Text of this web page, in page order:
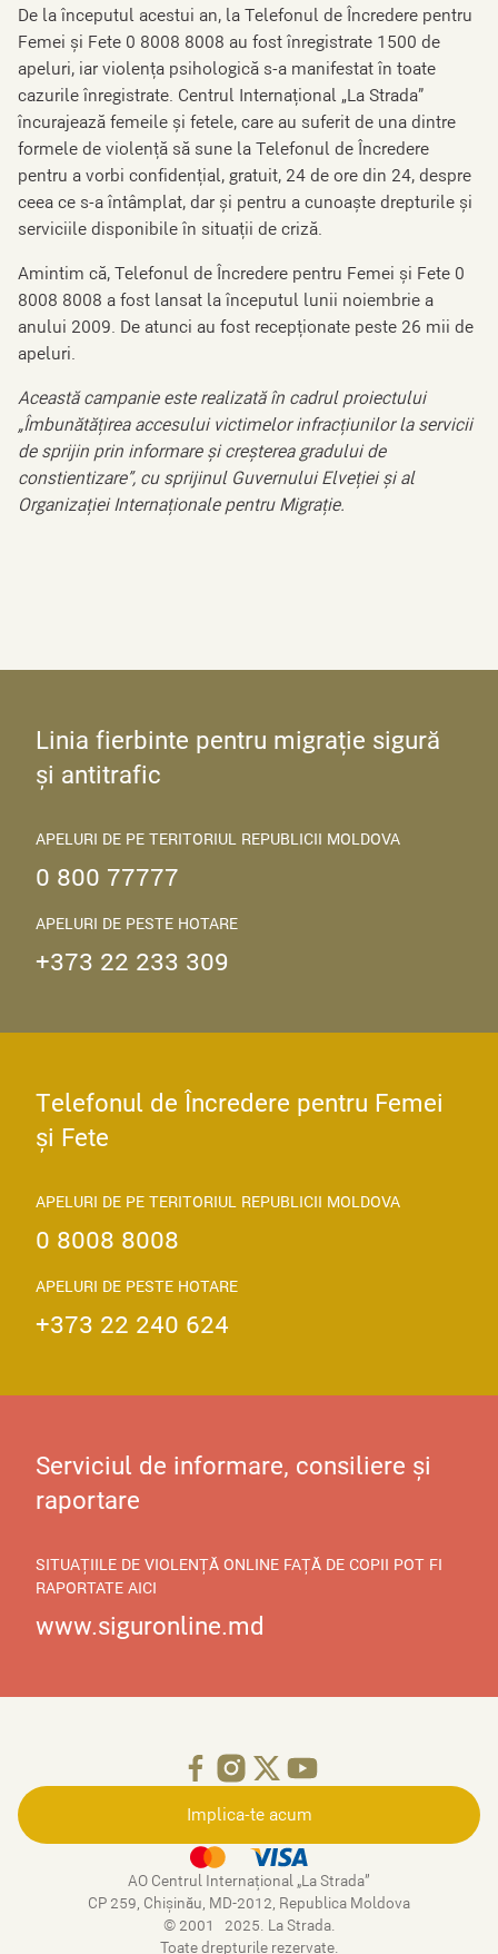
De la începutul acestui an, la Telefonul de Încredere pentru
Femei și Fete 0 8008 8008 au fost înregistrate 1500 de
apeluri, iar violența psihologică s-a manifestat în toate
cazurile înregistrate. Centrul Internațional „La Strada”
încurajează femeile și fetele, care au suferit de una dintre
formele de violență să sune la Telefonul de Încredere
pentru a vorbi confidențial, gratuit, 24 de ore din 24, despre
ceea ce s-a întâmplat, dar și pentru a cunoaște drepturile și
serviciile disponibile în situații de criză.
Amintim că, Telefonul de Încredere pentru Femei și Fete 0
8008 8008 a fost lansat la începutul lunii noiembrie a
anului 2009. De atunci au fost recepționate peste 26 mii de
apeluri.
Această campanie este realizată în cadrul proiectului
„Îmbunătățirea accesului victimelor infracțiunilor la servicii
de sprijin prin informare și creșterea gradului de
constientizare”, cu sprijinul Guvernului Elveției și al
Organizației Internaționale pentru Migrație.
Linia fierbinte pentru migrație sigură
și antitrafic
APELURI DE PE TERITORIUL REPUBLICII MOLDOVA
0 800 77777
APELURI DE PESTE HOTARE
+373 22 233 309
Telefonul de Încredere pentru Femei
și Fete
APELURI DE PE TERITORIUL REPUBLICII MOLDOVA
0 8008 8008
APELURI DE PESTE HOTARE
+373 22 240 624
Serviciul de informare, consiliere și
raportare
SITUAȚIILE DE VIOLENȚĂ ONLINE FAȚĂ DE COPII POT FI
RAPORTATE AICI
www.siguronline.md
Implica-te acum
AO Centrul Internațional „La Strada”
CP 259, Chişinău, MD-2012, Republica Moldova
© 2001–2025. La Strada.
Toate drepturile rezervate.